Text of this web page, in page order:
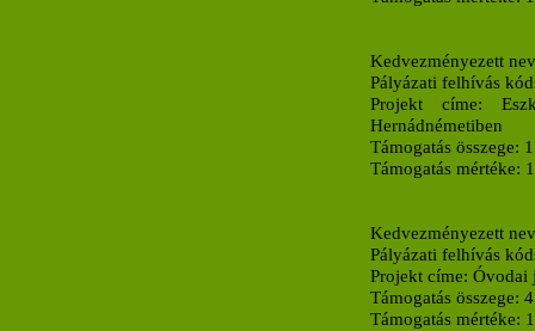
Kedvezményezett
Pályázati felhívás
Projekt címe:
Hernádnémetiben
Támogatás összege:
Támogatás mértéke:
Kedvezményezett
Pályázati felhívás
Projekt címe: Óvodai
Támogatás összege:
Támogatás mértéke: